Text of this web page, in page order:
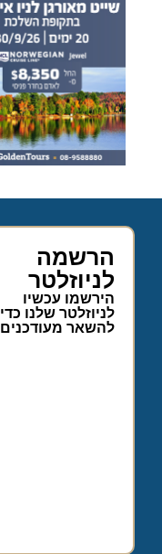
הרשמה
לניוזלטר
הירשמו עכשיו
לניוזלטר שלנו כדי
להשאר מעודכנים